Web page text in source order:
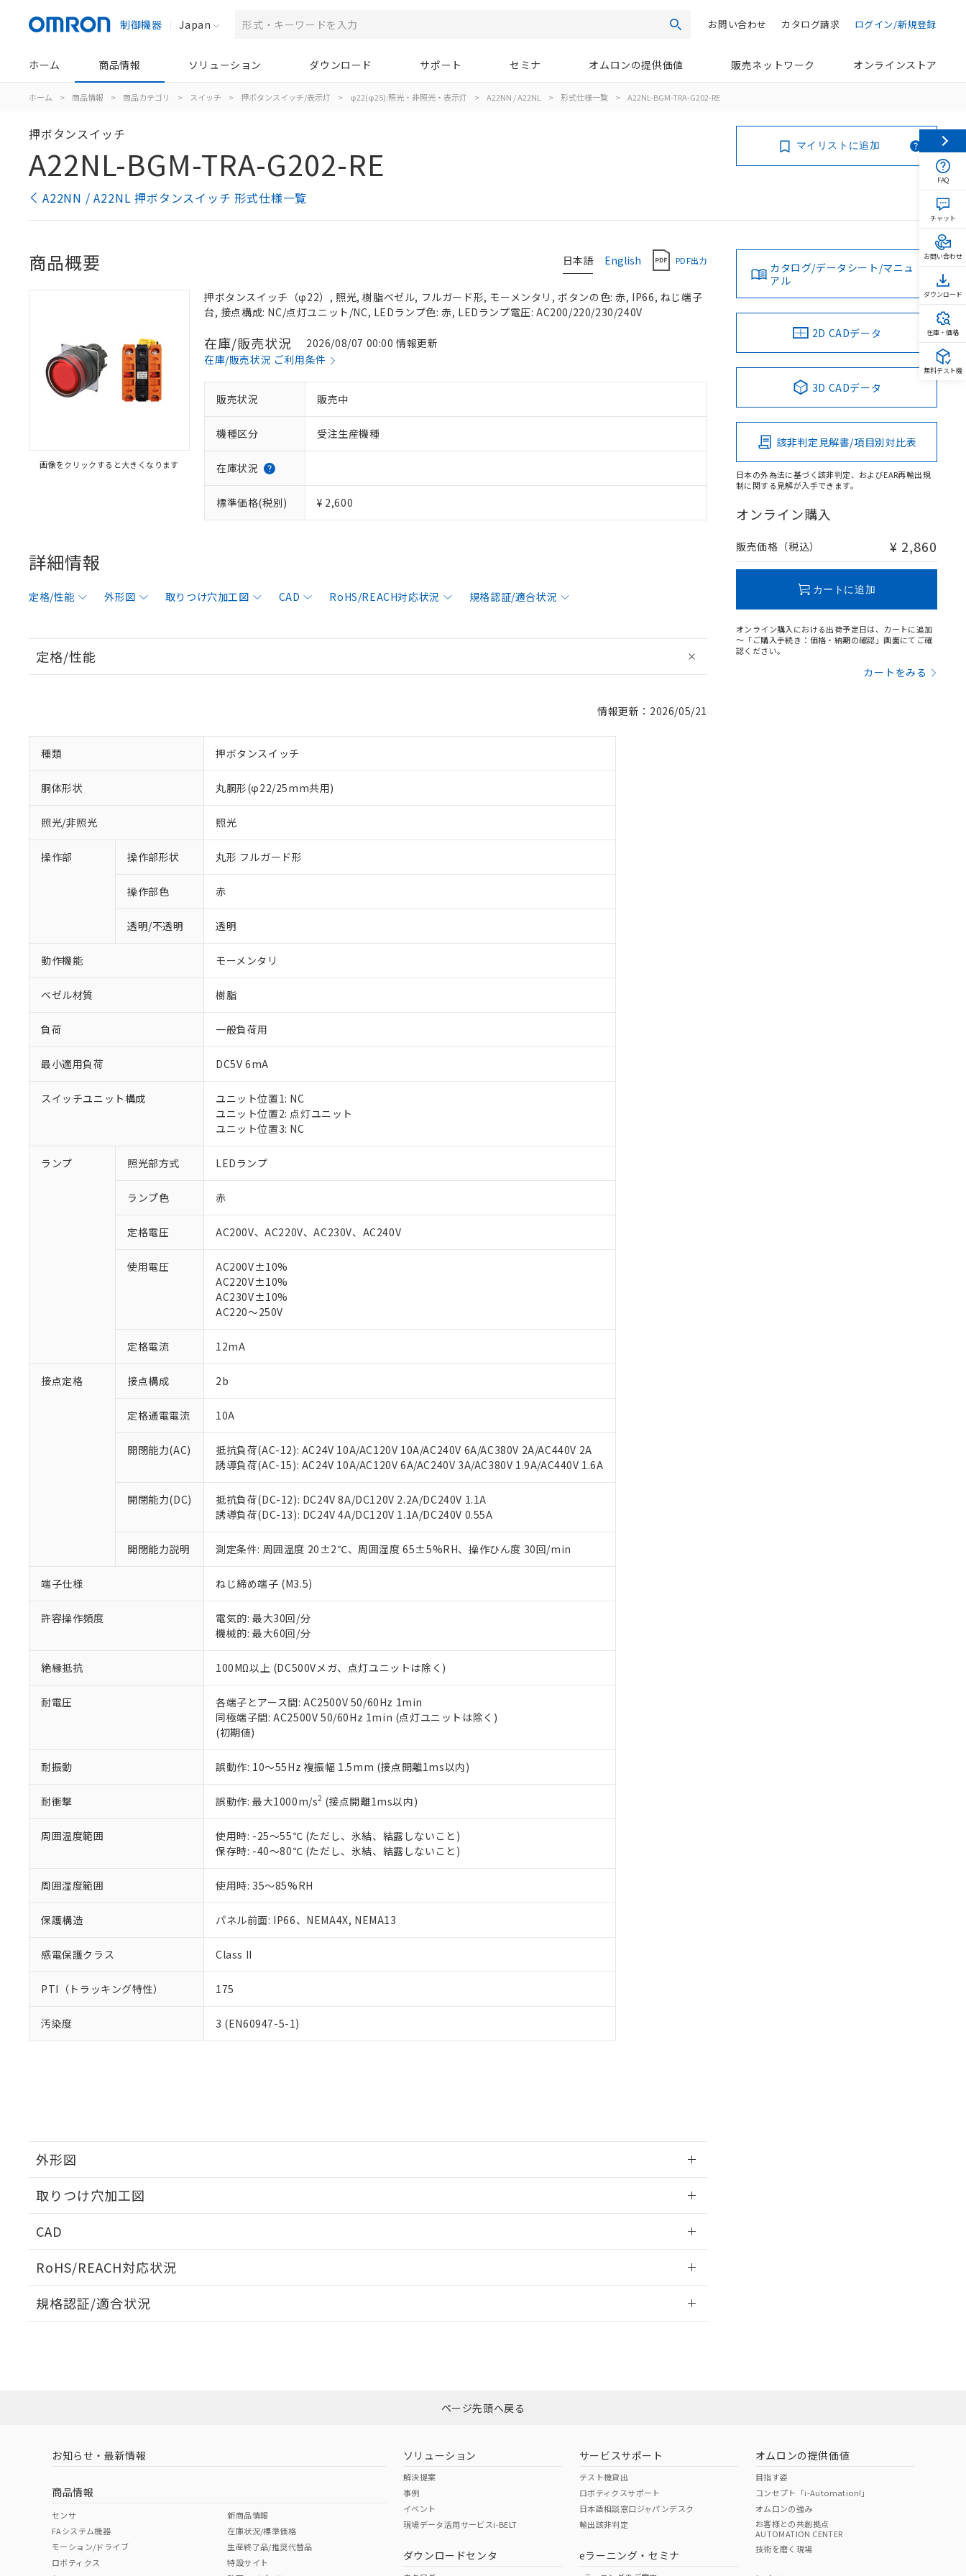
制御機器 Japan 検索 ログイン/新規登録
カタログ請求
お問い合わせ
ホーム 商品情報 ソリューション ダウンロード サポート セミナ オムロンの提供価値 販売ネットワーク オンラインストア
ホーム > 商品情報 > 商品カテゴリ > スイッチ > 押ボタンスイッチ/表示灯 > φ22(φ25):照光・非照光・表示灯 > A22NN / A22NL > 形式仕様一覧 > A22NL-BGM-TRA-G202-RE
押ボタンスイッチ
A22NL-BGM-TRA-G202-RE
A22NN / A22NL 押ボタンスイッチ 形式仕様一覧
マイリストに追加
日本語 English PDF出力
商品概要
画像をクリックすると大きくなります
押ボタンスイッチ（φ22）, 照光, 樹脂ベゼル, フルガード形, モーメンタリ, ボタンの色: 赤, IP66, ねじ端子
台, 接点構成: NC/点灯ユニット/NC, LEDランプ色: 赤, LEDランプ電圧: AC200/220/230/240V
在庫/販売状況
2026/08/07 00:00 情報更新
在庫/販売状況 ご利用条件
販売状況 販売中
機種区分 受注生産機種
在庫状況
標準価格(税別) ¥ 2,600
詳細情報
定格/性能 外形図 取りつけ穴加工図 CAD RoHS/REACH対応状況 規格認証/適合状況
定格/性能
情報更新：2026/05/21
種類 押ボタンスイッチ
胴体形状 丸胴形(φ22/25mm共用)
照光/非照光 照光
操作部 操作部形状 丸形 フルガード形
操作部色 赤
透明/不透明 透明
動作機能 モーメンタリ
ベゼル材質 樹脂
負荷 一般負荷用
最小適用負荷 DC5V 6mA
スイッチユニット構成
ユニット位置1: NC
ユニット位置2: 点灯ユニット
ユニット位置3: NC
ランプ 照光部方式 LEDランプ
ランプ色 赤
定格電圧 AC200V、AC220V、AC230V、AC240V
使用電圧
AC200V±10%
AC220V±10%
AC230V±10%
AC220～250V
定格電流 12mA
接点定格 接点構成 2b
定格通電電流 10A
開閉能力(AC)
抵抗負荷(AC-12): AC24V 10A/AC120V 10A/AC240V 6A/AC380V 2A/AC440V 2A
誘導負荷(AC-15): AC24V 10A/AC120V 6A/AC240V 3A/AC380V 1.9A/AC440V 1.6A
開閉能力(DC)
抵抗負荷(DC-12): DC24V 8A/DC120V 2.2A/DC240V 1.1A
誘導負荷(DC-13): DC24V 4A/DC120V 1.1A/DC240V 0.55A
開閉能力説明 測定条件: 周囲温度 20±2℃、周囲湿度 65±5%RH、操作ひん度 30回/min
端子仕様 ねじ締め端子 (M3.5)
許容操作頻度
電気的: 最大30回/分
機械的: 最大60回/分
絶縁抵抗 100MΩ以上 (DC500Vメガ、点灯ユニットは除く)
耐電圧
各端子とアース間: AC2500V 50/60Hz 1min
同極端子間: AC2500V 50/60Hz 1min (点灯ユニットは除く)
(初期値)
耐振動 誤動作: 10～55Hz 複振幅 1.5mm (接点開離1ms以内)
耐衝撃 誤動作: 最大1000m/s2 (接点開離1ms以内)
周囲温度範囲
使用時: -25～55℃ (ただし、氷結、結露しないこと)
保存時: -40～80℃ (ただし、氷結、結露しないこと)
周囲湿度範囲 使用時: 35～85%RH
保護構造 パネル前面: IP66、NEMA4X, NEMA13
感電保護クラス Class II
PTI（トラッキング特性） 175
汚染度 3 (EN60947-5-1)
外形図
取りつけ穴加工図
CAD
RoHS/REACH対応状況
EU RoHS 注意事項・凡例
ダウンロードはこちら
中国 RoHS 注意事項・凡例
中国 RoHS表
Pb Hg Cr(VI)
規格認証/適合状況
（イギリス
（ノルウェー
（日本
（アメリカ
この製品の規格認証/適合状況ページへ
その他の認証はこちらのページからご検索ください
カタログ/データシート/マニュ
アル
2D CADデータ
3D CADデータ
該非判定見解書/項目別対比表
日本の外為法に基づく該非判定、およびEAR再輸出規
制に関する見解が入手できます。
オンライン購入
販売価格（税込） ¥ 2,860
カートに追加
オンライン購入における出荷予定日は、カートに追加
～「ご購入手続き：価格・納期の確認」画面にてご確
認ください。
カートをみる
ご利用条件
以下の条件をお読みいただき、同意のうえご利用ください。
当社制御機器事業取扱商品の中には、本サービスの対象外となる商品もあることをご了承ください。
のであり、閲覧された時点での実際の在庫および標準価格とは異なる場合があることをご了承くださ
当社販売員にご相談ください。
オムロン制御機器販売店や当社販売拠点は「販売ネットワーク
」をご確認ください。
在庫状況および標準価格結果を当社の事前の承諾なく第三者に漏洩または開示しないようお願いしま
マイパーツ機能（部品リスト作成サービス）をご利用いただくには、I-Webメンバーズにご登録され
ている必要があります。
お客様が当ウェブサイト上で当社にご登録された部品リストについて、当社および当社の共同利用者
が、当社の製品・サービスに関するお客様との取引・商談に必要な範囲で利用することをご了承くだ
さい。
※当社の共同利用者とは、
いる法人を指します。
※1 対応状況
対応済み：EU RoHS指令（10物質）の非含有に対応した製品が提供可能な商品です。
対応予定：EU RoHS指令（10物質）の非含有に対応した製品に切り替える予定のある商品です。
対応予定なし：EU RoHS指令（10物質）の非含有に非対応の商品で、対応品を出す予定はありません。
調査・確認中：EU RoHS指令（10物質）の非含有の対応状況を調査中または確認中の商品です。
非該当品：ライセンス料など無形物で、有害物質有無と関係のない商品です。
仕入先様の事情により、非含有部品としていたものが、含有品と判明した場合などやむを得ず変更すること
があります。
鉛(Pb) 1000ppm以下、 水銀(Hg) 1000ppm以下、 カドミウム(Cd) 100ppm以下、
フタル酸エステル類の４物質については閾値を超える意図的な使用がないことを確認しています。
※2 対応予定月
部品在庫の切り替え状況などにより、予定月が前後することがあります。
※3 非含有証明書ダウンロード
下記の非含有証明書をダウンロードすることができます。
51物質の非含有証明書（当社基準）
※本証明書は発行日時点で非含有を証明するもので、過去に遡って非含有を証明するものではありません。
また、RoHS指令のフタル酸エステル類４物質の対応では、対応完了までの期間は出荷製品に未対応品が
混在することから備考欄に対応日を記載しておりました。
既に当社にて対応品への在庫切替を完了していることから、特段のことがない限り、2022年1月12日よ
り割愛しております。
※1 中国RoHS○×表
「○」：最大均質材料含有率が中国RoHSの基準値以下であることを示します。
「×」：最大均質材料含有率が中国RoHSの基準値を超えていることを示します。
「－」：未確認です。当社販売部門へお問い合わせください。
Cr(Ⅵ)(六価クロム) : 1000ppm、 PBBs(ポリ臭化ビフェニル類) : 1000ppm、 PBDEs(ポリ臭化ジフェニルエーテル類) : 1000ppm、
DBP(フタル酸ジブチル) : 1000ppm、 DIBP(フタル酸ジイソブチル) : 1000ppm、 BBP(フタル酸ブチルベンジル) : 1000ppm、
DEHP(フタル酸ビス(2-エチルヘキシル)) : 1000ppm
※2 環境保護使用期限
「ｅ」：有害物質（10物質）のすべてが基準値以下であることを示します。
「10」：通常の使用状況下において有害物質が外部に漏えいし、環境に深刻な影響を及ぼさない年数を意
味します。
などの必要な手続きをとります。
ます。
置等に一切使用いたしません。
当社は、貴社製品を第三者に販売する場合は、上記1、2および3の内容を当該第三者に通知します。
また当社は、販売先および販売に係わる関係者が違法に輸出するおそれがある場合は、取り引きをい
たしません。
合意する キャンセル
△ 一定数には満たないが在庫あり
機器販売店・当社販売員にご確認ください)
白
ページ先頭へ戻る
お知らせ・最新情報
商品情報
センサ
FAシステム機器
モーション/ドライブ
ロボティクス
新商品情報
在庫状況/標準価格
生産終了品/推奨代替品
特設サイト
ソリューション
解決提案
事例
イベント
現場データ活用サービスi-BELT
ダウンロードセンタ
サービスサポート
テスト機貸出
ロボティクスサポート
日本語相談窓口ジャパンデスク
輸出該非判定
eラーニング・セミナ
オムロンの提供価値
目指す姿
コンセプト「i-Automation!」
オムロンの強み
お客様との共創拠点
AUTOMATION CENTER
技術を磨く現場
FAQ
チャット
お問い合わせ
ダウンロード
在庫・価格
無料テスト機